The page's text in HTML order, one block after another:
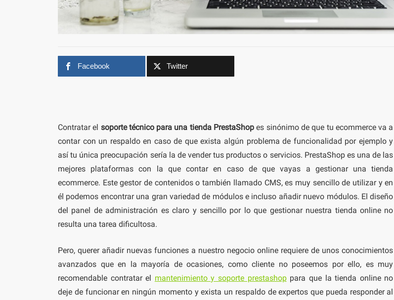
Facebook Twitter
Contratar el soporte técnico para una tienda PrestaShop es sinónimo de que tu ecommerce va a
contar con un respaldo en caso de que exista algún problema de funcionalidad por ejemplo y
así tu única preocupación sería la de vender tus productos o servicios. PrestaShop es una de las
mejores plataformas con la que contar en caso de que vayas a gestionar una tienda
ecommerce. Este gestor de contenidos o también llamado CMS, es muy sencillo de utilizar y en
él podemos encontrar una gran variedad de módulos e incluso añadir nuevo módulos. El diseño
del panel de administración es claro y sencillo por lo que gestionar nuestra tienda online no
resulta una tarea dificultosa.
Pero, querer añadir nuevas funciones a nuestro negocio online requiere de unos conocimientos
avanzados que en la mayoría de ocasiones, como cliente no poseemos por ello, es muy
recomendable contratar el mantenimiento y soporte prestashoppara que la tienda online no
deje de funcionar en ningún momento y exista un respaldo de expertos que pueda responder al